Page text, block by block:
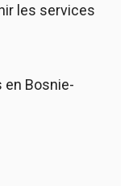
les services
en Bosnie-